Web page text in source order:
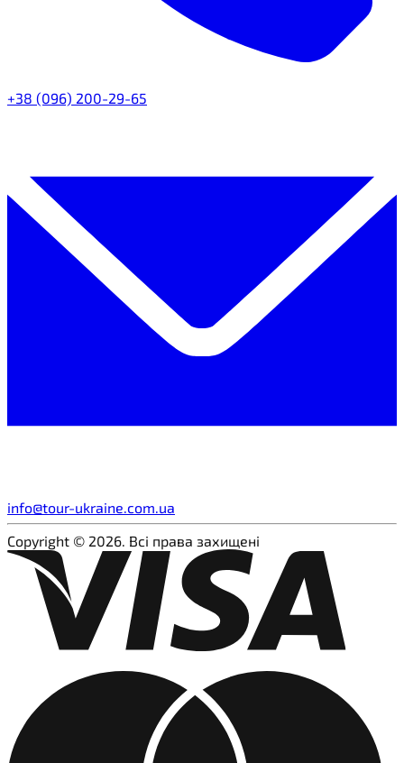
+38 (096) 200-29-65
info@tour-ukraine.com.ua
Copyright © 2026. Всі права захищені